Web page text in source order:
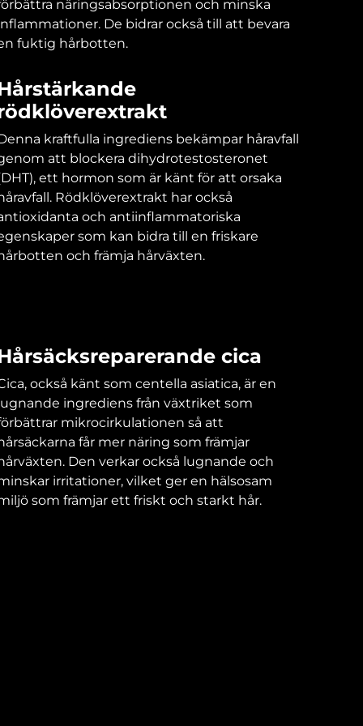
näringsabsorptionen och minska
De bidrar också till att bevara
fuktig hårbotten.
kraftfulla ingrediens bekämpar håravfall
att blockera dihydrotestosteronet
ett hormon som är känt för att orsaka
Rödklöverextrakt har också
och antiinflammatoriska
som kan bidra till en friskare
och främja hårväxten.
cica
också känt som centella asiatica, är en
ingrediens från växtriket som
mikrocirkulationen så att
får mer näring som främjar
Den verkar också lugnande och
irritationer, vilket ger en hälsosam
som främjar ett friskt och starkt hår.